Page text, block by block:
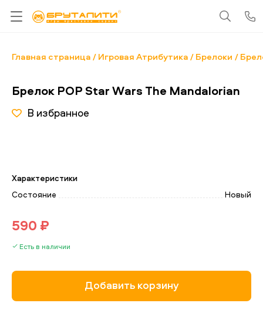
Главная страница Игровая Атрибутика Брелоки
Брелок POP Star Wars The Mandalorian
В избранное
Характеристики
Состояние
Новый
590 ₽
Есть в наличии
Добавить корзину